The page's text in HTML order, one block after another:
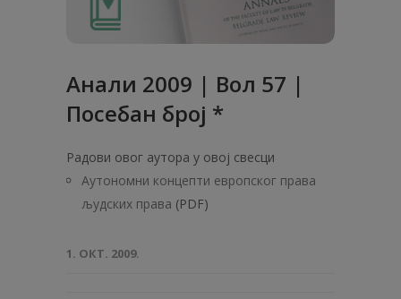
Анали 2009 | Вол 57 |
Посебан број *
Радови овог аутора у овој свесци
Аутономни концепти европског права
људских права (PDF)
1. ОКТ. 2009.